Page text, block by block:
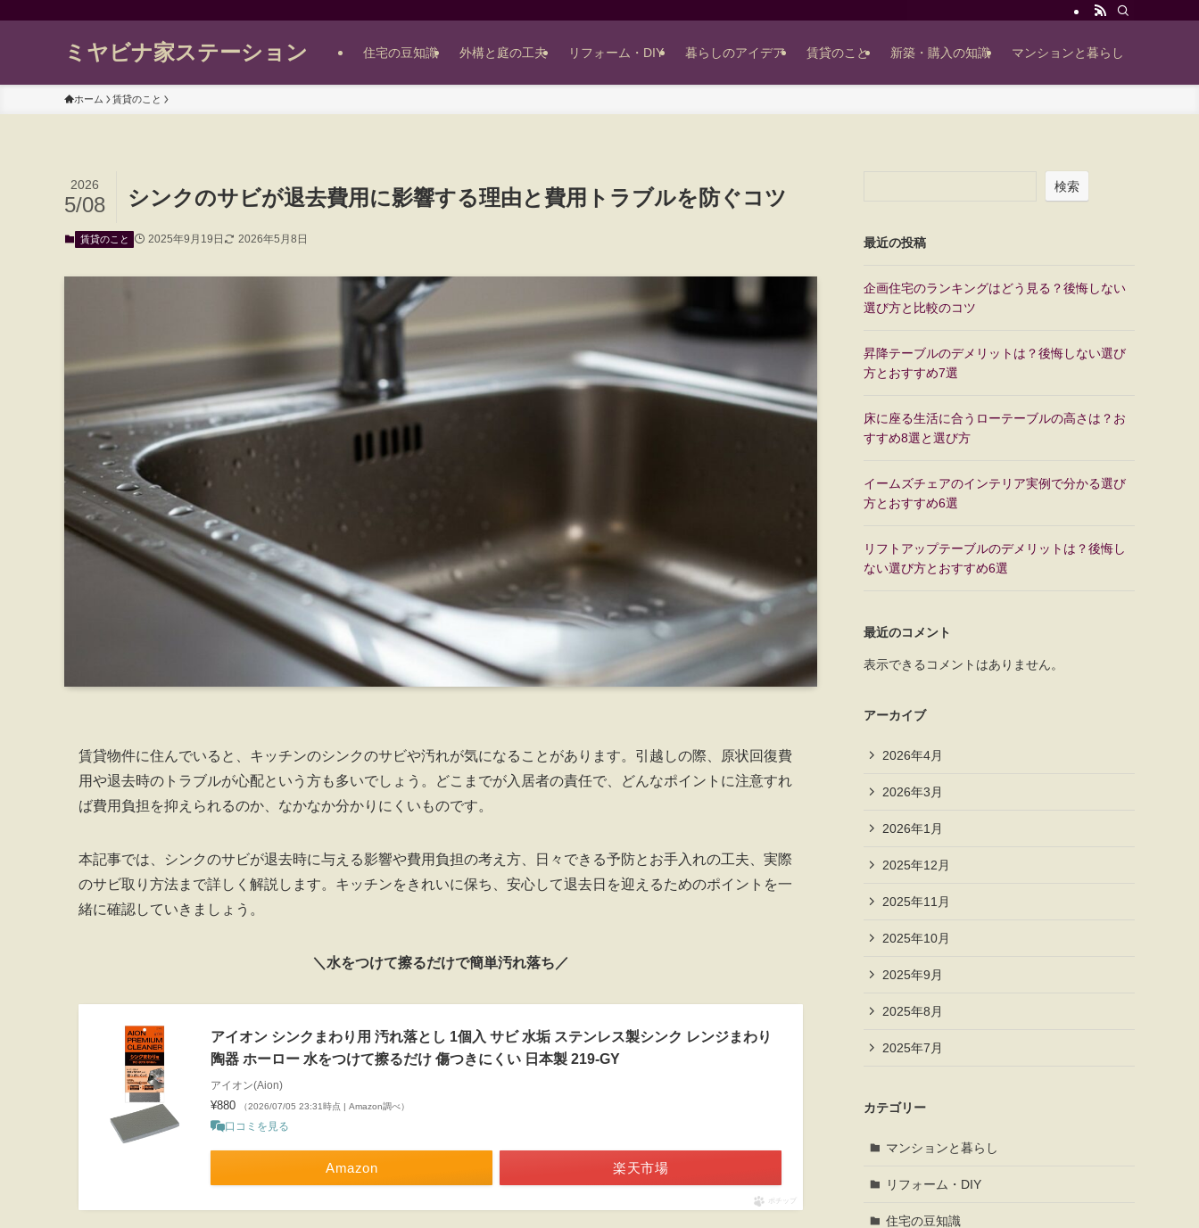
ミヤビナ家ステーション 住宅の豆知識 外構と庭の工夫 リフォーム・DIY 暮らしのアイデア 賃貸のこと 新築・購入の知識 マンションと暮らし
ホーム 賃貸のこと
シンクのサビが退去費用に影響する理由と費用トラブルを防ぐコツ
2026
5/08
賃貸のこと 2025年9月19日 2026年5月8日
賃貸物件に住んでいると、キッチンのシンクのサビや汚れが気になることがあります。引越しの際、原状回復費
用や退去時のトラブルが心配という方も多いでしょう。どこまでが入居者の責任で、どんなポイントに注意すれ
ば費用負担を抑えられるのか、なかなか分かりにくいものです。
本記事では、シンクのサビが退去時に与える影響や費用負担の考え方、日々できる予防とお手入れの工夫、実際
のサビ取り方法まで詳しく解説します。キッチンをきれいに保ち、安心して退去日を迎えるためのポイントを一
緒に確認していきましょう。
＼水をつけて擦るだけで簡単汚れ落ち／
アイオン シンクまわり用 汚れ落とし 1個入 サビ 水垢 ステンレス製シンク レンジまわり
陶器 ホーロー 水をつけて擦るだけ 傷つきにくい 日本製 219-GY
アイオン(Aion)
¥880 （2026/07/05 23:31時点 | Amazon調べ）
口コミを見る
Amazon 楽天市場
ポチップ
検索
最近の投稿
企画住宅のランキングはどう見る？後悔しない
選び方と比較のコツ
昇降テーブルのデメリットは？後悔しない選び
方とおすすめ7選
床に座る生活に合うローテーブルの高さは？お
すすめ8選と選び方
イームズチェアのインテリア実例で分かる選び
方とおすすめ6選
リフトアップテーブルのデメリットは？後悔し
ない選び方とおすすめ6選
最近のコメント
表示できるコメントはありません。
アーカイブ
2026年4月
2026年3月
2026年1月
2025年12月
2025年11月
2025年10月
2025年9月
2025年8月
2025年7月
カテゴリー
マンションと暮らし
リフォーム・DIY
住宅の豆知識